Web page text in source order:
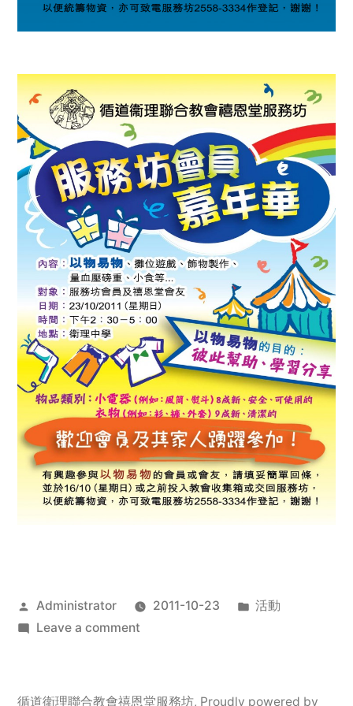
Posted
by
Administrator 2011-10-23
Posted
活動
Leave a commenton
服
循道衛理聯合教會禧恩堂服務坊, Proudly powered by